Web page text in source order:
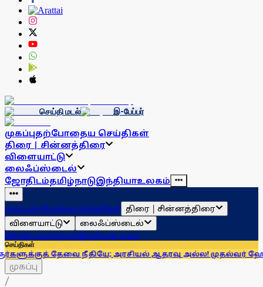
செய்தி மடல் இ-பேப்பர்
முகப்புதற்போதைய செய்திகள்
திரை | சின்னத்திரை
விளையாட்டு
லைஃப்ஸ்டைல்
ஜோதிடம்தமிழ்நாடுஇந்தியாஉலகம்
முகப்புதற்போதைய செய்திகள் திரை | சின்னத்திரை
விளையாட்டு
லைஃப்ஸ்டைல்
ஜோதிடம்தமிழ்நாடுஇந்தியாஉலகம்
செய்திகள்
நீதியே; அரசியல் ஆதரவு அல்ல! முதல்வர் ஹேமந்த்
முகப்பு
/